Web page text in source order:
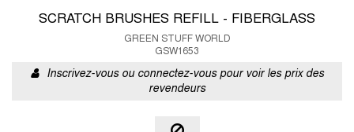
SCRATCH BRUSHES REFILL - FIBERGLASS
GREEN STUFF WORLD
GSW1653
Inscrivez-vous ou connectez-vous pour voir les prix des
revendeurs